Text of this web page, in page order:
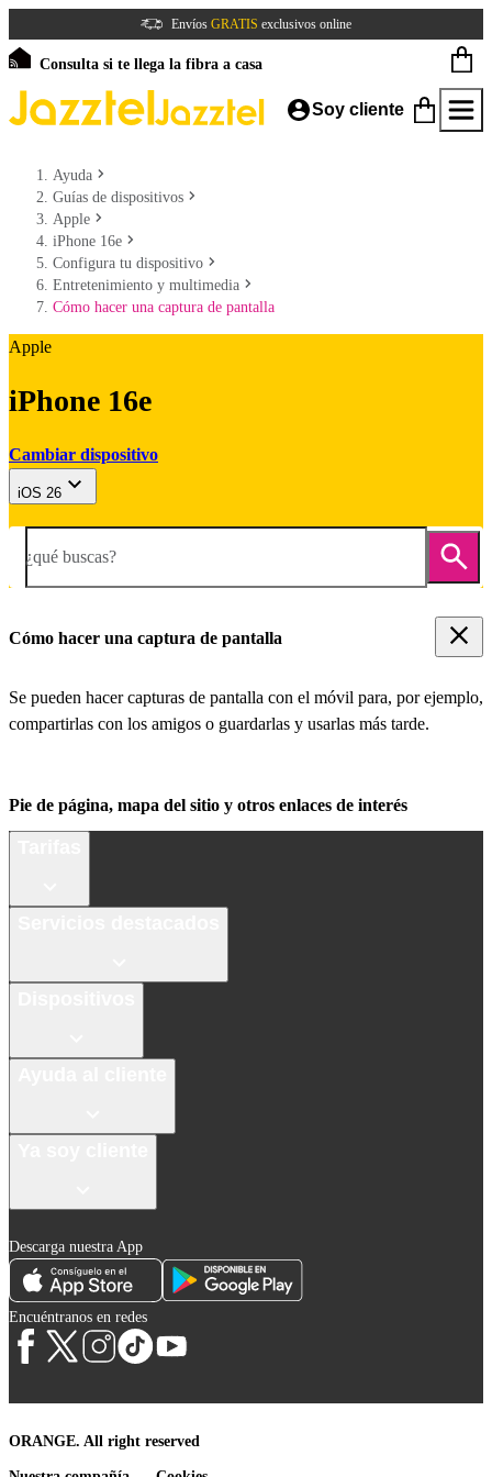
Envíos GRATIS exclusivos online
Consulta si te llega la fibra a casa
Soy cliente
Ayuda
Guías de dispositivos
Apple
iPhone 16e
Configura tu dispositivo
Entretenimiento y multimedia
Cómo hacer una captura de pantalla
Apple
iPhone 16e
Cambiar dispositivo
iOS 26
¿qué buscas?
Cómo hacer una captura de pantalla
Se pueden hacer capturas de pantalla con el móvil para, por ejemplo,
compartirlas con los amigos o guardarlas y usarlas más tarde.
Pie de página, mapa del sitio y otros enlaces de interés
Descarga nuestra App
Encuéntranos en redes
ORANGE. All right reserved